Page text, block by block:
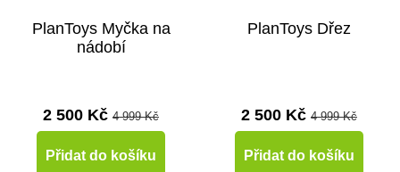
PlanToys Myčka na
nádobí
2 500 Kč 4 999 Kč
Přidat do košíku
PlanToys Dřez
2 500 Kč 4 999 Kč
Přidat do košíku